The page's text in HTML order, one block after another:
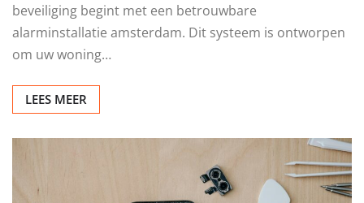
beveiliging begint met een betrouwbare
alarminstallatie amsterdam. Dit systeem is ontworpen
om uw woning…
LEES MEER